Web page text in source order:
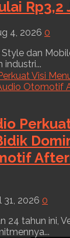
Rp3,2
4, 2026 0
dan
industri...
31, 2026 0
24 tahun ini,